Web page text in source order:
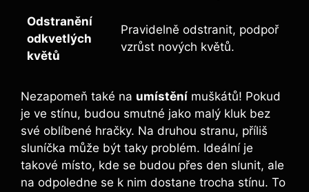
Odstranění
odkvetlých
květů
Pravidelně odstranit, podpoř
vzrůst nových květů.
Nezapomeň také na umístění muškátů! Pokud
je ve stínu, budou smutné jako malý kluk bez
své oblíbené hračky. Na druhou stranu, příliš
sluníčka může být taky problém. Ideální je
takové místo, kde se budou přes den slunit, ale
na odpoledne se k nim dostane trocha stínu. To